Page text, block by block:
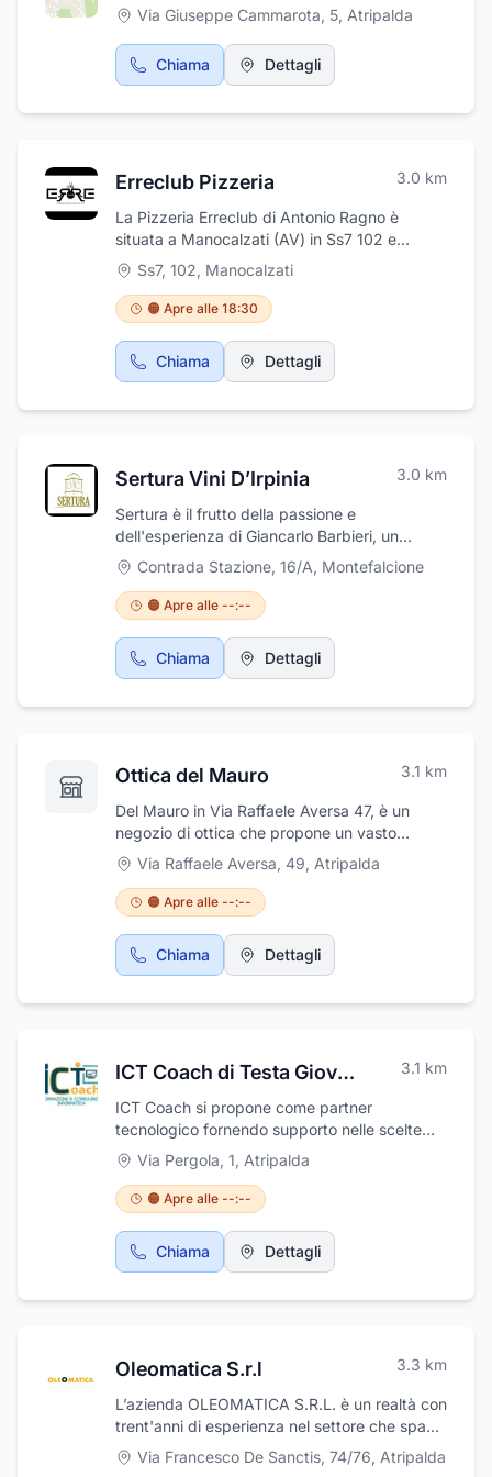
una descrizione dettagliata di tutte le
operazioni necessarie ad un costo davvero
tra i più competitivi sul mercato del settore.
Via Giuseppe Cammarota, 5, Atripalda
Chiama Dettagli
Erreclub Pizzeria 3.0 km
La Pizzeria Erreclub di Antonio Ragno è
situata a Manocalzati (AV) in Ss7 102 e
propone alla clientela pizza al taglio da
asporto a cena e piatti tipici locali, primi piatti
veloci freschi. E' possibile consumare il
proprio pasto anche all'interno della pizzeria,
in quanto sono disponibili posti a sedere con
tavolini. Il locale opera sull’intero territorio, con
Apertura dal martedì alla domenica, dalle
Ss7, 102, Manocalzati
🟠 Apre alle 18:30
Chiama Dettagli
Sertura Vini D’Irpinia 3.0 km
Sertura è il frutto della passione e
dell'esperienza di Giancarlo Barbieri, un
enologo che ha dedicato la sua vita ai vini
irpini. Nei nostri 4 ettari di vigneti, dislocati
nelle più prestigiose DOCG dell'Irpinia,
coltiviamo con cura Fiano, Greco, Aglianico e
Taurasi. Ogni bottiglia è un omaggio al
territorio e alla tradizione, un'espressione
Vinifichiamo in purezza, rispettando la natura
Contrada Stazione, 16/A, Montefalcione
🟠 Apre alle --:--
Chiama Dettagli
Ottica del Mauro 3.1 km
Del Mauro in Via Raffaele Aversa 47, è un
negozio di ottica che propone un vasto
assortimento di occhiali da vista, da sole e da
sport delle migliori marche oltre ad una vasta
gamma di lenti a contatto. L'ottica dispone di
un attrezzato laboratorio interno con
strumenti computerizzati adatti per qualsiasi
tipo di montaggio e assistenza immediata e di
per esame optometrico e applicazioni lenti a
le età, allegre, colorate e divertenti.
Via Raffaele Aversa, 49, Atripalda
🟠 Apre alle --:--
Chiama Dettagli
ICT Coach di Testa Giovanni 3.1 km
ICT Coach si propone come partner
tecnologico fornendo supporto nelle scelte
aziendali riguardanti i sistemi informatici.
Via Pergola, 1, Atripalda
🟠 Apre alle --:--
Chiama Dettagli
Oleomatica S.r.l 3.3 km
L’azienda OLEOMATICA S.R.L. è un realtà con
trent'anni di esperienza nel settore che spazia
la sua attività dal supporto ingegneristico agli
sviluppatori di progetti industriali e al
Via Francesco De Sanctis, 74/76, Atripalda